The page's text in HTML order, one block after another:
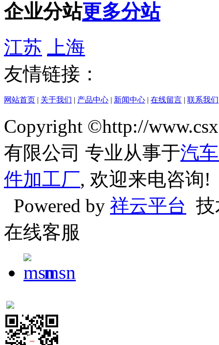
企业分站更多分站
江苏
上海
友情链接：
网站首页 | 关于我们 | 产品中心 | 新闻中心 | 在线留言 | 联系我们
Copyright ©http://
有限公司 专业从事于汽
件加工厂, 欢迎来电咨询!
Powered by 祥云平台
在线客服
msn